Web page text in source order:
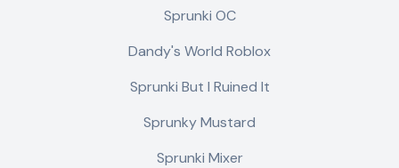
Sprunki OC
Dandy's World Roblox
Sprunki But I Ruined It
Sprunky Mustard
Sprunki Mixer